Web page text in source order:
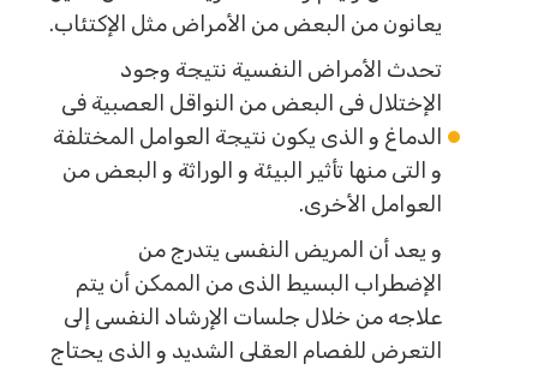
يعانون من البعض من الأمراض مثل الإكتئاب.
تحدث الأمراض النفسية نتيجة وجود
الإختلال فى البعض من النواقل العصبية فى
الدماغ و الذى يكون نتيجة العوامل المختلفة
و التى منها تأثير البيئة و الوراثة و البعض من
العوامل الأخرى.
و يعد أن المريض النفسى يتدرج من
الإضطراب البسيط الذى من الممكن أن يتم
علاجه من خلال جلسات الإرشاد النفسى إلى
التعرض للفصام العقلى الشديد و الذى يحتاج